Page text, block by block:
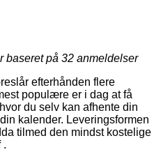
baseret på 32 anmeldelser
efterhånden flere
populære er i dag at få
du selv kan afhente din
kalender. Leveringsformen
tilmed den mindst kostelige
.